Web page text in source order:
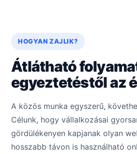
HOGYAN ZAJLIK?
Átlátható
egyeztetéstől az
A közös munka egyszerű,
Célunk, hogy vállalkozásai
gördülékenyen kapjanak olyan
hosszabb távon is használható